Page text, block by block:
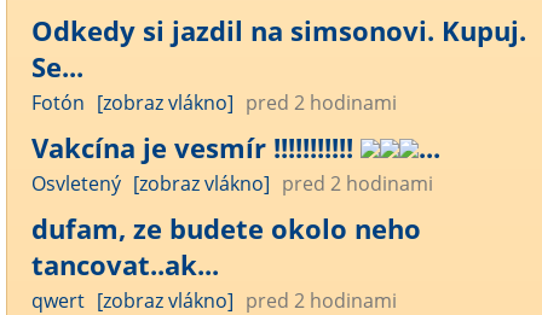
Odkedy si jazdil na simsonovi. Kupuj.
Se...
Fotón [zobraz vlákno] pred 2 hodinami
Vakcína je vesmír !!!!!!!!!!! ...
Osvletený [zobraz vlákno] pred 2 hodinami
dufam, ze budete okolo neho
tancovat..ak...
qwert [zobraz vlákno] pred 2 hodinami